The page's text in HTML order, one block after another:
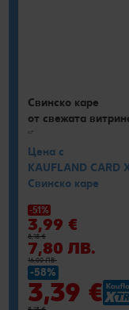
Свинско каре
от свежата
кг
Цена с
KAUFLAND CARD
Свинско каре
-51%
3,99 €
8,18 €
7,80 ЛВ.
16,00 ЛВ.
-58%
3,39 €